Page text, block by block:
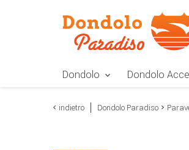
Dondolo Dondolo
indietro Dondolo Paradiso